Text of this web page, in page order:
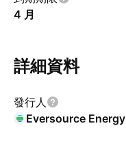
4 月
詳細資料
發行人
Eversource Energy